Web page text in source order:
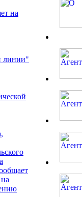
на
линии"